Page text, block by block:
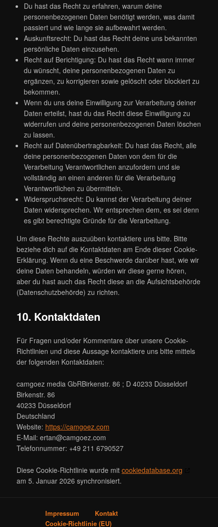
Du hast das Recht zu erfahren, warum deine
personenbezogenen Daten benötigt werden, was damit
passiert und wie lange sie aufbewahrt werden.
Auskunftsrecht: Du hast das Recht deine uns bekannten
persönliche Daten einzusehen.
Recht auf Berichtigung: Du hast das Recht wann immer
du wünscht, deine personenbezogenen Daten zu
ergänzen, zu korrigieren sowie gelöscht oder blockiert zu
bekommen.
Wenn du uns deine Einwilligung zur Verarbeitung deiner
Daten erteilst, hast du das Recht diese Einwilligung zu
widerrufen und deine personenbezogenen Daten löschen
zu lassen.
Recht auf Datenübertragbarkeit: Du hast das Recht, alle
deine personenbezogenen Daten von dem für die
Verarbeitung Verantwortlichen anzufordern und sie
vollständig an einen anderen für die Verarbeitung
Verantwortlichen zu übermitteln.
Widerspruchsrecht: Du kannst der Verarbeitung deiner
Daten widersprechen. Wir entsprechen dem, es sei denn
es gibt berechtigte Gründe für die Verarbeitung.
Um diese Rechte auszuüben kontaktiere uns bitte. Bitte
beziehe dich auf die Kontaktdaten am Ende dieser Cookie-
Erklärung. Wenn du eine Beschwerde darüber hast, wie wir
deine Daten behandeln, würden wir diese gerne hören,
aber du hast auch das Recht diese an die Aufsichtsbehörde
(Datenschutzbehörde) zu richten.
10. Kontaktdaten
Für Fragen und/oder Kommentare über unsere Cookie-
Richtlinien und diese Aussage kontaktiere uns bitte mittels
der folgenden Kontaktdaten:
camgoez media GbRBirkenstr. 86 ; D 40233 Düsseldorf
Birkenstr. 86
40233 Düsseldorf
Deutschland
Website: https://camgoez.com
E-Mail:ertan@camgoez.com
Telefonnummer: +49 211 6790527
Diese Cookie-Richtlinie wurde mitcookiedatabase.org
am 5. Januar 2026 synchronisiert.
Impressum
Kontakt
Cookie-Richtlinie (EU)